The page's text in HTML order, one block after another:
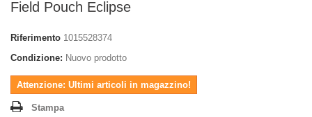
Field Pouch Eclipse
Riferimento 1015528374
Condizione: Nuovo prodotto
Attenzione: Ultimi articoli in magazzino!
Stampa